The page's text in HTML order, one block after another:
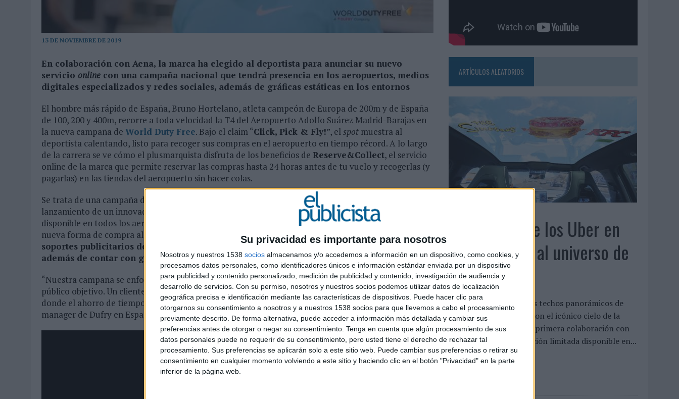
Su privacidad es importante para nosotros
Nosotros y nuestros 1538 socios almacenamos y/o accedemos a información en un dispositivo, como cookies, y
procesamos datos personales, como identificadores únicos e información estándar enviada por un dispositivo
para publicidad y contenido personalizado, medición de publicidad y contenido, investigación de audiencia y
desarrollo de servicios. Con su permiso, nosotros y nuestros socios podemos utilizar datos de localización
geográfica precisa e identificación mediante las características de dispositivos. Puede hacer clic para
otorgarnos su consentimiento a nosotros y a nuestros 1538 socios para que llevemos a cabo el procesamiento
previamente descrito. De forma alternativa, puede acceder a información más detallada y cambiar sus
preferencias antes de otorgar o negar su consentimiento. Tenga en cuenta que algún procesamiento de sus
datos personales puede no requerir de su consentimiento, pero usted tiene el derecho de rechazar tal
procesamiento. Sus preferencias se aplicarán solo a este sitio web. Puede cambiar sus preferencias o retirar su
consentimiento en cualquier momento volviendo a este sitio y haciendo clic en el botón "Privacidad" en la parte
inferior de la página web.
13 DE NOVIEMBRE DE 2019
En colaboración con Aena, la marca ha elegido al deportista para anunciar su nuevo
servicio online con una campaña nacional que tendrá presencia en los aeropuertos, medios
digitales especializados y redes sociales, además de gráficas estáticas en los entornos
El hombre más rápido de España, Bruno Hortelano, atleta campeón de Europa de 200m y de España
de 100, 200 y 400m, recorre a toda velocidad la T4 del Aeropuerto Adolfo Suárez Madrid-Barajas en
la nueva campaña de World Duty Free. Bajo el claim “Click, Pick & Fly!”, elspot muestra al
deportista calentando, listo para recoger sus compras en el aeropuerto en tiempo récord. A lo largo
de la carrera se ve cómo el plusmarquista disfruta de los beneficios de Reserve&Collect, el servicio
online de la marca que permite reservar las compras hasta 24 horas antes de tu vuelo y recogerlas (y
pagarlas) en las tiendas del aeropuerto sin hacer colas.
Se trata de una campaña de comunicación diseñada y desarrollada por Nateevo con motivo del
lanzamiento de un innovador servicio en España de reserva
dela compañía, un servicio
disponible en todos los aeropuertos en los que la compañía está presente en España, ofreciendo una
nueva forma de compra al viajero. La pieza se amplificará en todo el territorio nacional en los
soportes publicitarios de los aeropuertos, medios digitales especializados y redes sociales,
además de contar con gráficas estáticas que se publicarán en los entornos.
“Nuestra campaña se enfocará sobre todo en los medios digitales por el tipo de perfil de nuestro
público objetivo. Un cliente joven, conectado, viajero recurrente y acostumbrado a servicios Premium,
donde el ahorro de tiempo es una prioridad en su día a día”, indica Nuria Blanco, digital marketing
manager de Dufry en España.
ARTÍCULOS ALEATORIOS
KFC convierte los Uber en
un homenaje al universo de
'Los Simpson'
La cadena interviene los techos panorámicos de
una flota de vehículos con el icónico cielo de la
serie para presentar su primera colaboración con
Disney, un menú de edición limitada disponible en...